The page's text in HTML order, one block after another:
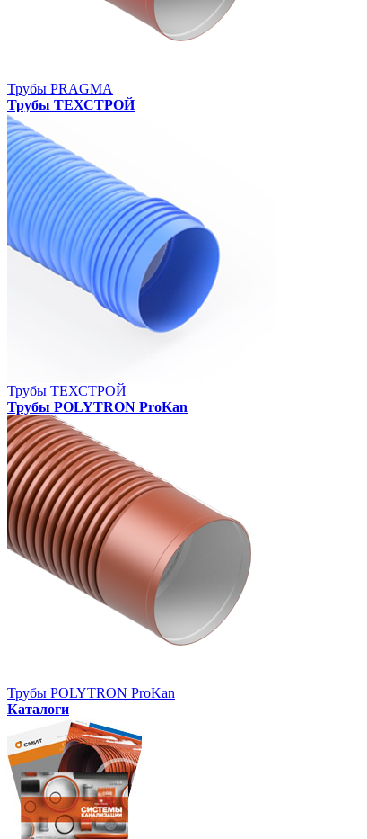
Трубы PRAGMA
Трубы ТЕХСТРОЙ
Трубы ТЕХСТРОЙ
Трубы POLYTRON ProKan
Трубы POLYTRON ProKan
Каталоги